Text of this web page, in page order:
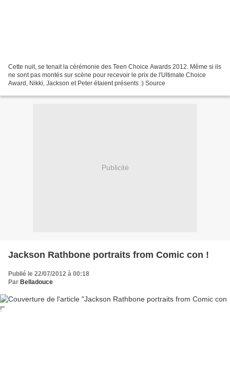
Cette nuit, se tenait la cérémonie des Teen Choice Awards 2012. Même si ils
ne sont pas montés sur scène pour recevoir le prix de l'Ultimate Choice
Award, Nikki, Jackson et Peter étaient présents :) Source
Publicité
Jackson Rathbone portraits from Comic con !
Publié le 22/07/2012 à 00:18
Par Belladouce